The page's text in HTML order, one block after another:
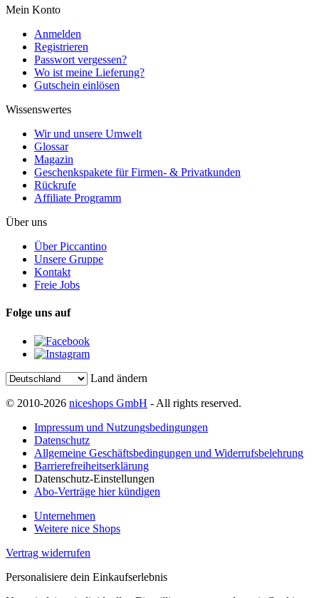
Mein Konto
Anmelden
Registrieren
Passwort vergessen?
Wo ist meine Lieferung?
Gutschein einlösen
Wissenswertes
Wir und unsere Umwelt
Glossar
Magazin
Geschenkspakete für Firmen- & Privatkunden
Rückrufe
Affiliate Programm
Über uns
Über Piccantino
Unsere Gruppe
Kontakt
Freie Jobs
Folge uns auf
Land ändern
© 2010-2026 niceshops GmbH - All rights reserved.
Impressum und Nutzungsbedingungen
Datenschutz
Allgemeine Geschäftsbedingungen und Widerrufsbelehrung
Barrierefreiheitserklärung
Datenschutz-Einstellungen
Abo-Verträge hier kündigen
Unternehmen
Weitere nice Shops
Vertrag widerrufen
Personalisiere dein Einkaufserlebnis